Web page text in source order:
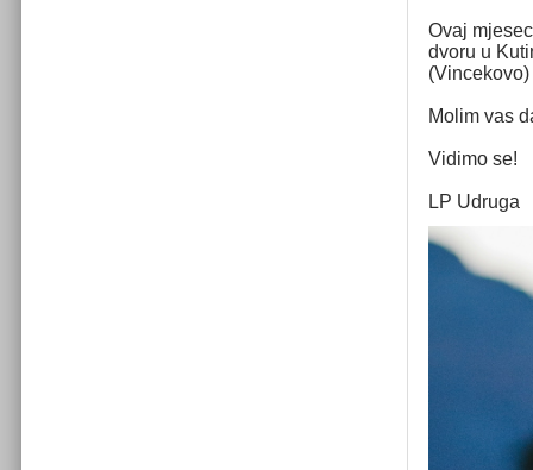
Ovaj
dvoru u
Molim vas
Vidimo se!
LP Udruga